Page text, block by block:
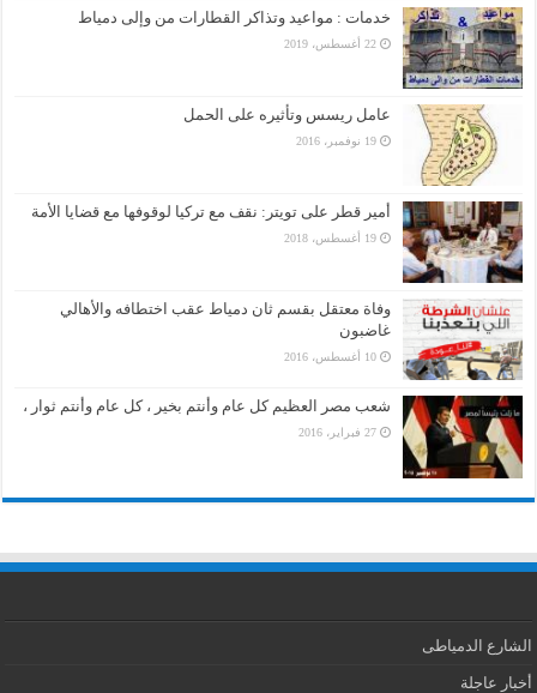
خدمات : مواعيد وتذاكر القطارات من وإلى دمياط
22 أغسطس، 2019
عامل ريسس وتأثيره على الحمل
19 نوفمبر، 2016
أمير قطر على تويتر: نقف مع تركيا لوقوفها مع قضايا الأمة
19 أغسطس، 2018
وفاة معتقل بقسم ثان دمياط عقب اختطافه والأهالي
غاضبون
10 أغسطس، 2016
شعب مصر العظيم كل عام وأنتم بخير ، كل عام وأنتم ثوار ،
27 فبراير، 2016
الشارع الدمياطى
أخبار عاجلة